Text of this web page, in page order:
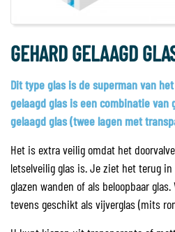
GEHARD GELAAGD
Dit type glas is de superman van
gelaagd glas is een combinatie van
gelaagd glas (twee lagen met
Het is extra veilig omdat het
letselveilig glas is. Je ziet het terug
glazen wanden of als beloopbaar
tevens geschikt als vijverglas (mits